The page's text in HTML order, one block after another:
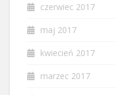
czerwiec 2017
maj 2017
kwiecień 2017
marzec 2017